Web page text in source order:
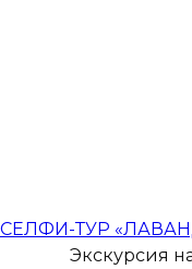
СЕЛФИ-ТУР
Экскурсия на